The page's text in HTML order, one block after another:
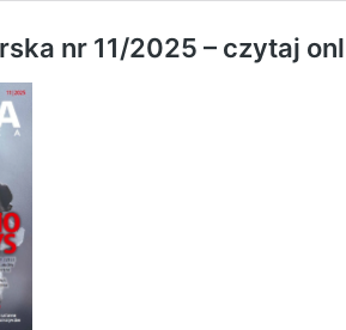
nr 11/2025 – czytaj